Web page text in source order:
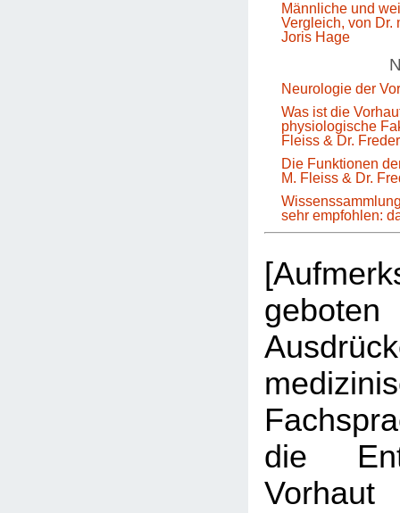
Männliche und
Vergleich, von Dr.
Joris Hage
Neurologie der
Was ist die
physiologische
Fleiss & Dr.
Die Funktionen
M. Fleiss & Dr.
sehr empfohlen:
die